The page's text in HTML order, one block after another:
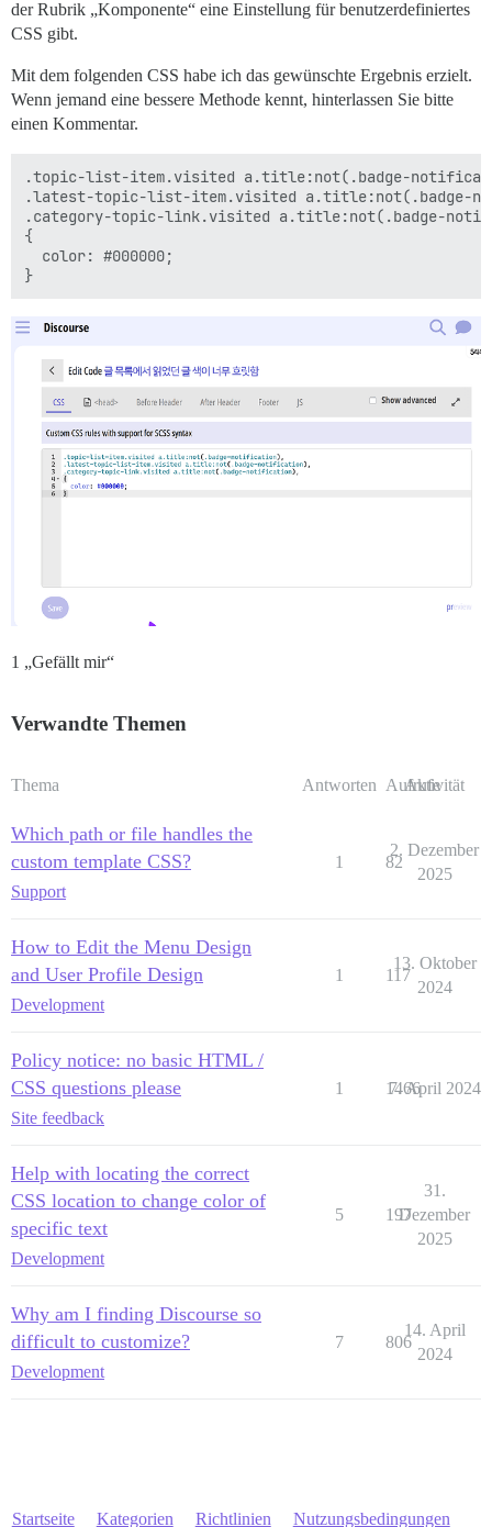
der Rubrik „Komponente“ eine Einstellung für benutzerdefiniertes
CSS gibt.
Mit dem folgenden CSS habe ich das gewünschte Ergebnis erzielt.
Wenn jemand eine bessere Methode kennt, hinterlassen Sie bitte
einen Kommentar.
.topic-list-item.visited a.title:not(.badge-
.latest-topic-list-item.visited a.title:not(.badge-
.category-topic-link.visited a.title:not(.badge-
{
  color: #000000;
1 „Gefällt mir“
Verwandte Themen
Thema Antworten Aufrufe
Aktivität
Which path or file handles the
custom template CSS?
Support
1 82
2. Dezember
2025
How to Edit the Menu Design
and User Profile Design
Development
1 117
13. Oktober
2024
Policy notice: no basic HTML /
CSS questions please
Site feedback
1 1466
7. April 2024
Help with locating the correct
CSS location to change color of
specific text
Development
5 197
31.
Dezember
2025
Why am I finding Discourse so
difficult to customize?
Development
7 806
14. April
2024
Startseite Kategorien Richtlinien Nutzungsbedingungen